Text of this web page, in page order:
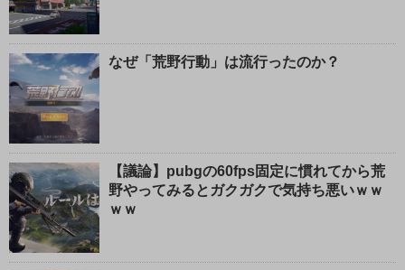
なぜ「荒野行動」は流行ったのか？
【議論】pubgの60fps固定に慣れてから荒
野やってみるとガクガクで気持ち悪いｗｗ
ｗｗ